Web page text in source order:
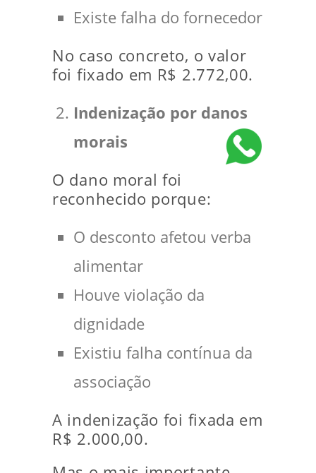
Existe falha do fornecedor
No caso concreto, o valor
foi fixado em R$ 2.772,00.
Indenização por danos
morais
O dano moral foi
reconhecido porque:
O desconto afetou verba
alimentar
Houve violação da
dignidade
Existiu falha contínua da
associação
A indenização foi fixada em
R$ 2.000,00.